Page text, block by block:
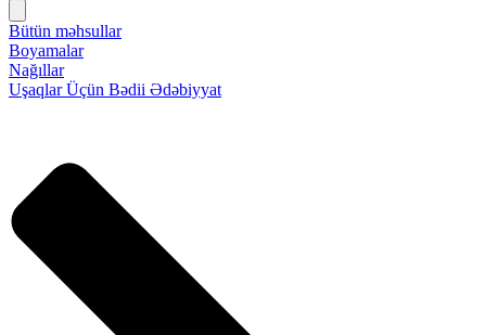
Bütün məhsullar
Boyamalar
Nağıllar
Uşaqlar Üçün Bədii Ədəbiyyat